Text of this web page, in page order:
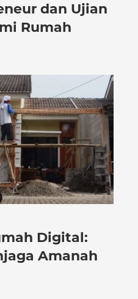
dan Ujian
Rumah
Digital:
Amanah